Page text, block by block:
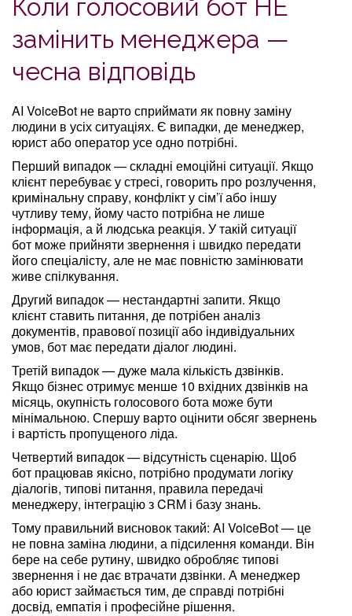
Коли голосовий бот НЕ
замінить менеджера —
чесна відповідь
AI VoiceBot не варто сприймати як повну заміну
людини в усіх ситуаціях. Є випадки, де менеджер,
юрист або оператор усе одно потрібні.
Перший випадок — складні емоційні ситуації. Якщо
клієнт перебуває у стресі, говорить про розлучення,
кримінальну справу, конфлікт у сім’ї або іншу
чутливу тему, йому часто потрібна не лише
інформація, а й людська реакція. У такій ситуації
бот може прийняти звернення і швидко передати
його спеціалісту, але не має повністю замінювати
живе спілкування.
Другий випадок — нестандартні запити. Якщо
клієнт ставить питання, де потрібен аналіз
документів, правової позиції або індивідуальних
умов, бот має передати діалог людині.
Третій випадок — дуже мала кількість дзвінків.
Якщо бізнес отримує менше 10 вхідних дзвінків на
місяць, окупність голосового бота може бути
мінімальною. Спершу варто оцінити обсяг звернень
і вартість пропущеного ліда.
Четвертий випадок — відсутність сценарію. Щоб
бот працював якісно, потрібно продумати логіку
діалогів, типові питання, правила передачі
менеджеру, інтеграцію з CRM і базу знань.
Тому правильний висновок такий: AI VoiceBot — це
не повна заміна людини, а підсилення команди. Він
бере на себе рутину, швидко обробляє типові
звернення і не дає втрачати дзвінки. А менеджер
або юрист займається тим, де справді потрібні
досвід, емпатія і професійне рішення.